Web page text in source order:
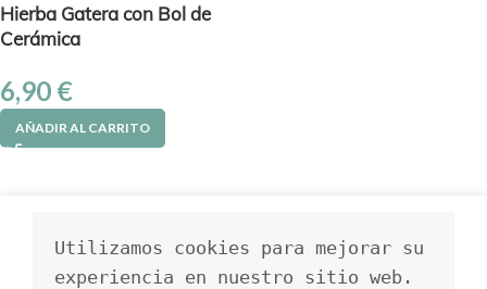
Hierba Gatera con Bol de
Cerámica
6,90 €
AÑADIR AL CARRITO
Utilizamos cookies para mejorar su
experiencia en nuestro sitio web.